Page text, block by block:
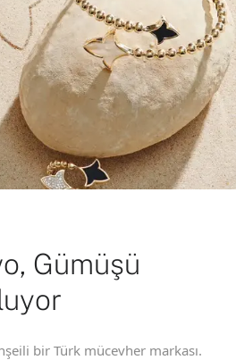
Gümüşü
bir Türk mücevher markası.